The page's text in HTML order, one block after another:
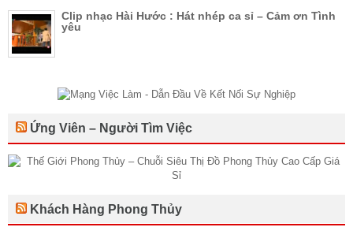
Clip nhạc Hài Hước : Hát nhép ca sỉ – Cảm ơn Tình
yêu
Ứng Viên – Người Tìm Việc
Khách Hàng Phong Thủy